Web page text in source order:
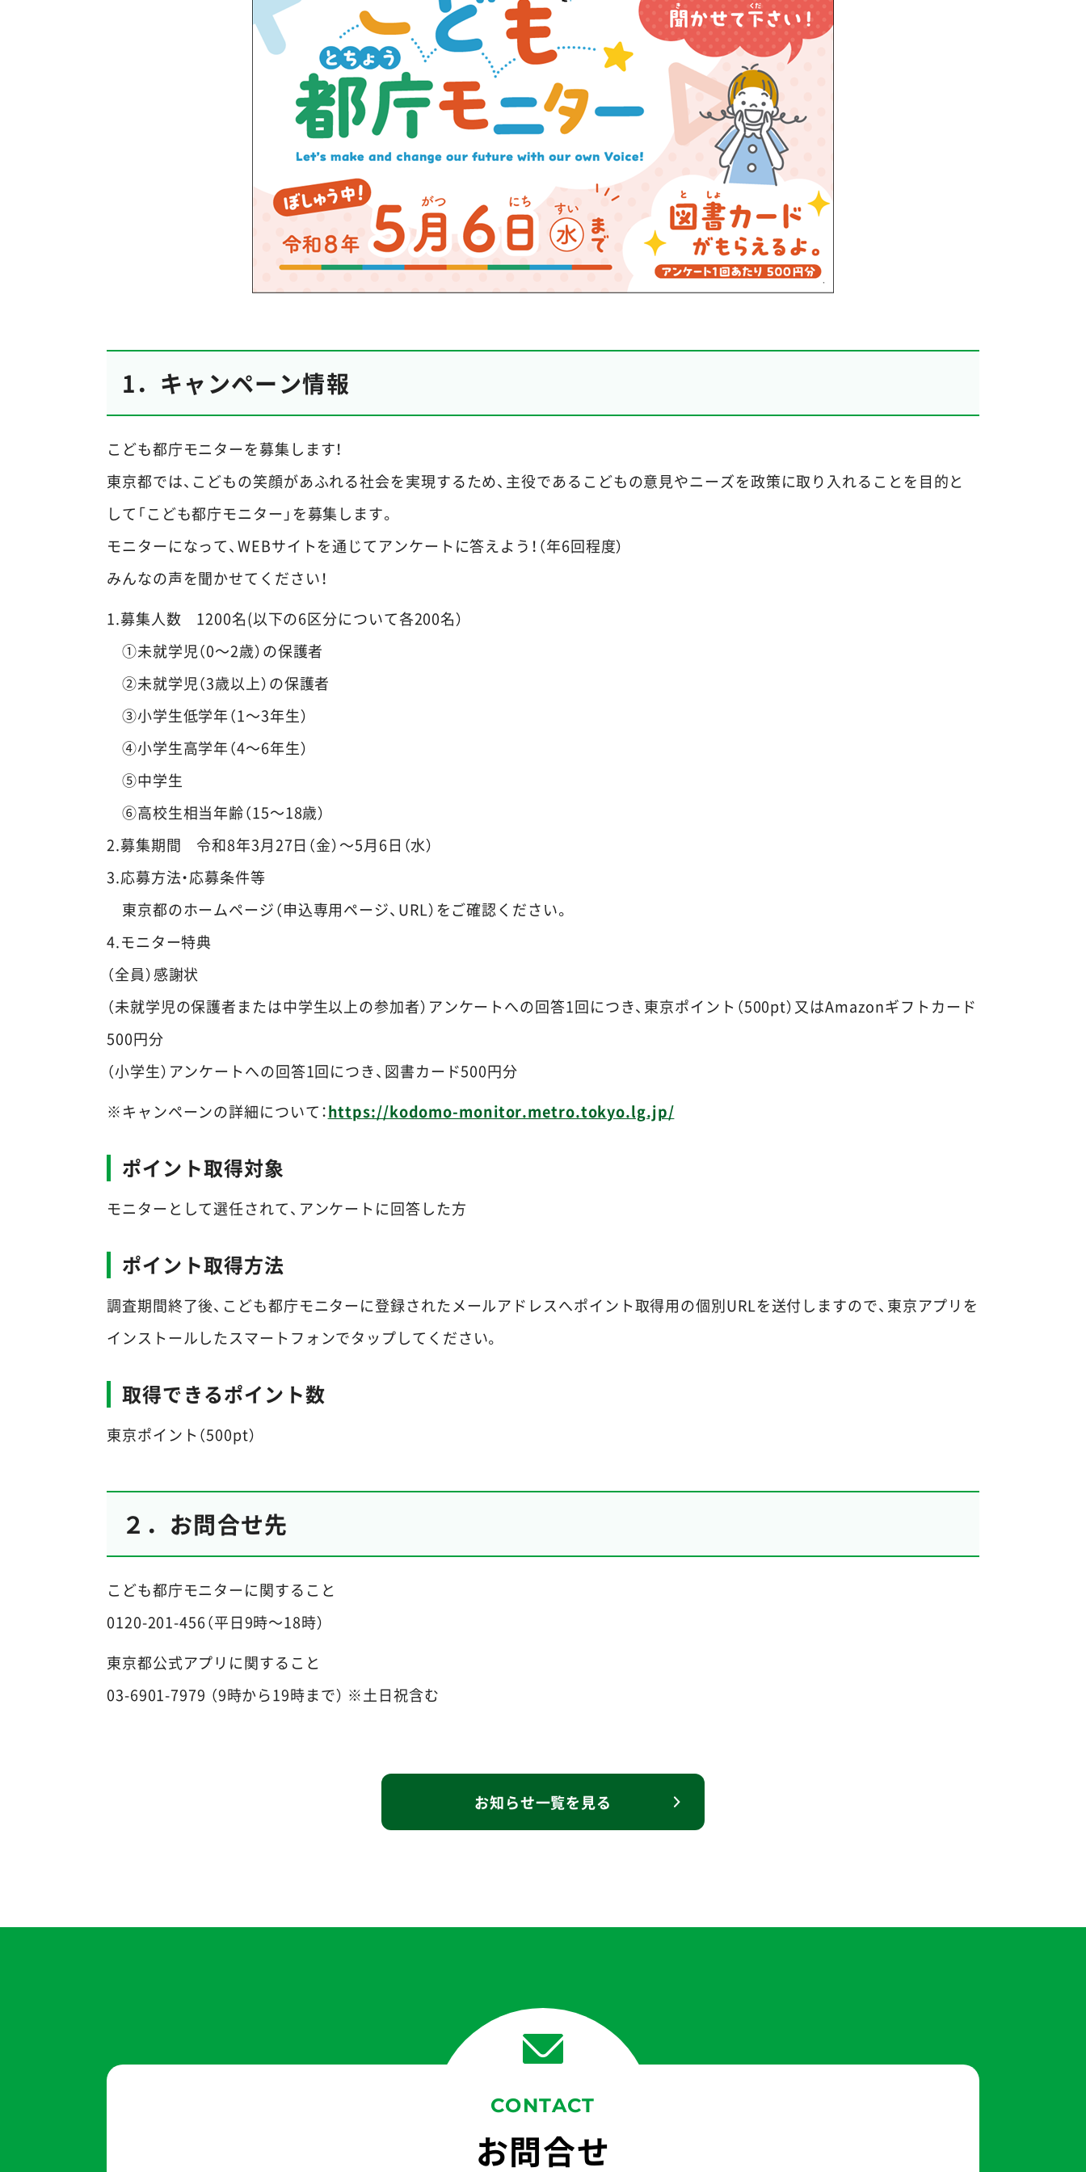
1．キャンペーン情報
こども都庁モニターを募集します！
東京都では、こどもの笑顔があふれる社会を実現するため、主役であるこどもの意見やニーズを政策に取り入れることを目的と
して「こども都庁モニター」を募集します。
モニターになって、WEBサイトを通じてアンケートに答えよう！（年6回程度）
みんなの声を聞かせてください！
1.募集人数 1200名(以下の6区分について各200名）
①未就学児（0～2歳）の保護者
②未就学児（3歳以上）の保護者
③小学生低学年（1～3年生）
④小学生高学年（4～6年生）
⑤中学生
⑥高校生相当年齢（15～18歳）
2.募集期間 令和8年3月27日（金）～5月6日（水）
3.応募方法・応募条件等
東京都のホームページ（申込専用ページ、URL）をご確認ください。
4.モニター特典
（全員）感謝状
（未就学児の保護者または中学生以上の参加者）アンケートへの回答1回につき、東京ポイント（500pt）又はAmazonギフトカード
500円分
（小学生）アンケートへの回答1回につき、図書カード500円分
※キャンペーンの詳細について：https://kodomo-monitor.metro.tokyo.lg.jp/
ポイント取得対象
モニターとして選任されて、アンケートに回答した方
ポイント取得方法
調査期間終了後、こども都庁モニターに登録されたメールアドレスへポイント取得用の個別URLを送付しますので、東京アプリを
インストールしたスマートフォンでタップしてください。
取得できるポイント数
東京ポイント（500pt）
２．お問合せ先
こども都庁モニターに関すること
0120-201-456（平日9時～18時）
東京都公式アプリに関すること
03-6901-7979 （9時から19時まで） ※土日祝含む
お知らせ一覧を見る
CONTACT
お問合せ